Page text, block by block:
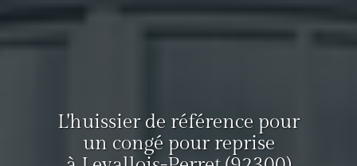
L'huissier de référence pour
un congé pour reprise